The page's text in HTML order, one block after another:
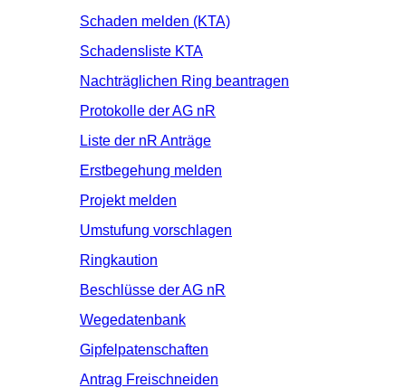
Schaden melden (KTA)
Schadensliste KTA
Nachträglichen Ring beantragen
Protokolle der AG nR
Liste der nR Anträge
Erstbegehung melden
Projekt melden
Umstufung vorschlagen
Ringkaution
Beschlüsse der AG nR
Wegedatenbank
Gipfelpatenschaften
Antrag Freischneiden